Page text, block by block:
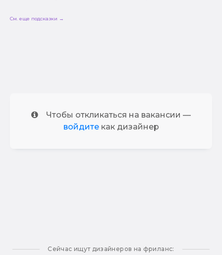
См. еще подсказки →
Чтобы откликаться на вакансии —
войдитекак дизайнер
Сейчас ищут дизайнеров на фриланс: